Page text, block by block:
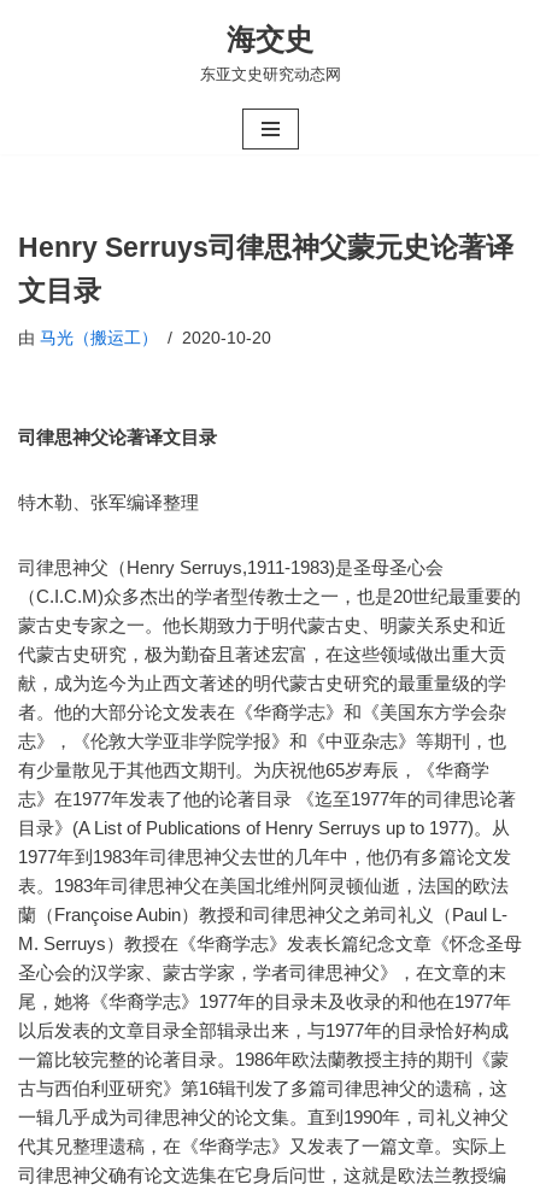
海交史
东亚文史研究动态网
Henry Serruys司律思神父蒙元史论著译
文目录
由 马光（搬运工） 2020-10-20
司律思神父论著译文目录
特木勒、张军编译整理
司律思神父（Henry Serruys,1911-1983)是圣母圣心会
（C.I.C.M)众多杰出的学者型传教士之一，也是20世纪最重要的
蒙古史专家之一。他长期致力于明代蒙古史、明蒙关系史和近
代蒙古史研究，极为勤奋且著述宏富，在这些领域做出重大贡
献，成为迄今为止西文著述的明代蒙古史研究的最重量级的学
者。他的大部分论文发表在《华裔学志》和《美国东方学会杂
志》，《伦敦大学亚非学院学报》和《中亚杂志》等期刊，也
有少量散见于其他西文期刊。为庆祝他65岁寿辰，《华裔学
志》在1977年发表了他的论著目录 《迄至1977年的司律思论著
目录》(A List of Publications of Henry Serruys up to 1977)。从
1977年到1983年司律思神父去世的几年中，他仍有多篇论文发
表。1983年司律思神父在美国北维州阿灵顿仙逝，法国的欧法
蘭（Françoise Aubin）教授和司律思神父之弟司礼义（Paul L-
M. Serruys）教授在《华裔学志》发表长篇纪念文章《怀念圣母
圣心会的汉学家、蒙古学家，学者司律思神父》，在文章的末
尾，她将《华裔学志》1977年的目录未及收录的和他在1977年
以后发表的文章目录全部辑录出来，与1977年的目录恰好构成
一篇比较完整的论著目录。1986年欧法蘭教授主持的期刊《蒙
古与西伯利亚研究》第16辑刊发了多篇司律思神父的遗稿，这
一辑几乎成为司律思神父的论文集。直到1990年，司礼义神父
代其兄整理遗稿，在《华裔学志》又发表了一篇文章。实际上
司律思神父确有论文选集在它身后问世，这就是欧法兰教授编